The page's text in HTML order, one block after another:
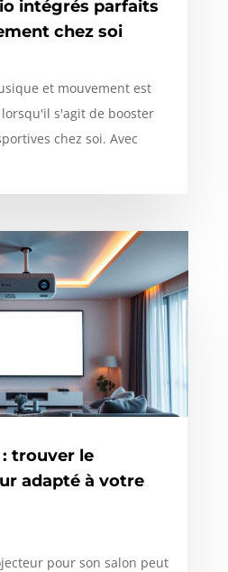
intégrés parfaits
chez soi
et mouvement est
s'agit de booster
chez soi. Avec
: trouver le
adapté à votre
pour son salon peut